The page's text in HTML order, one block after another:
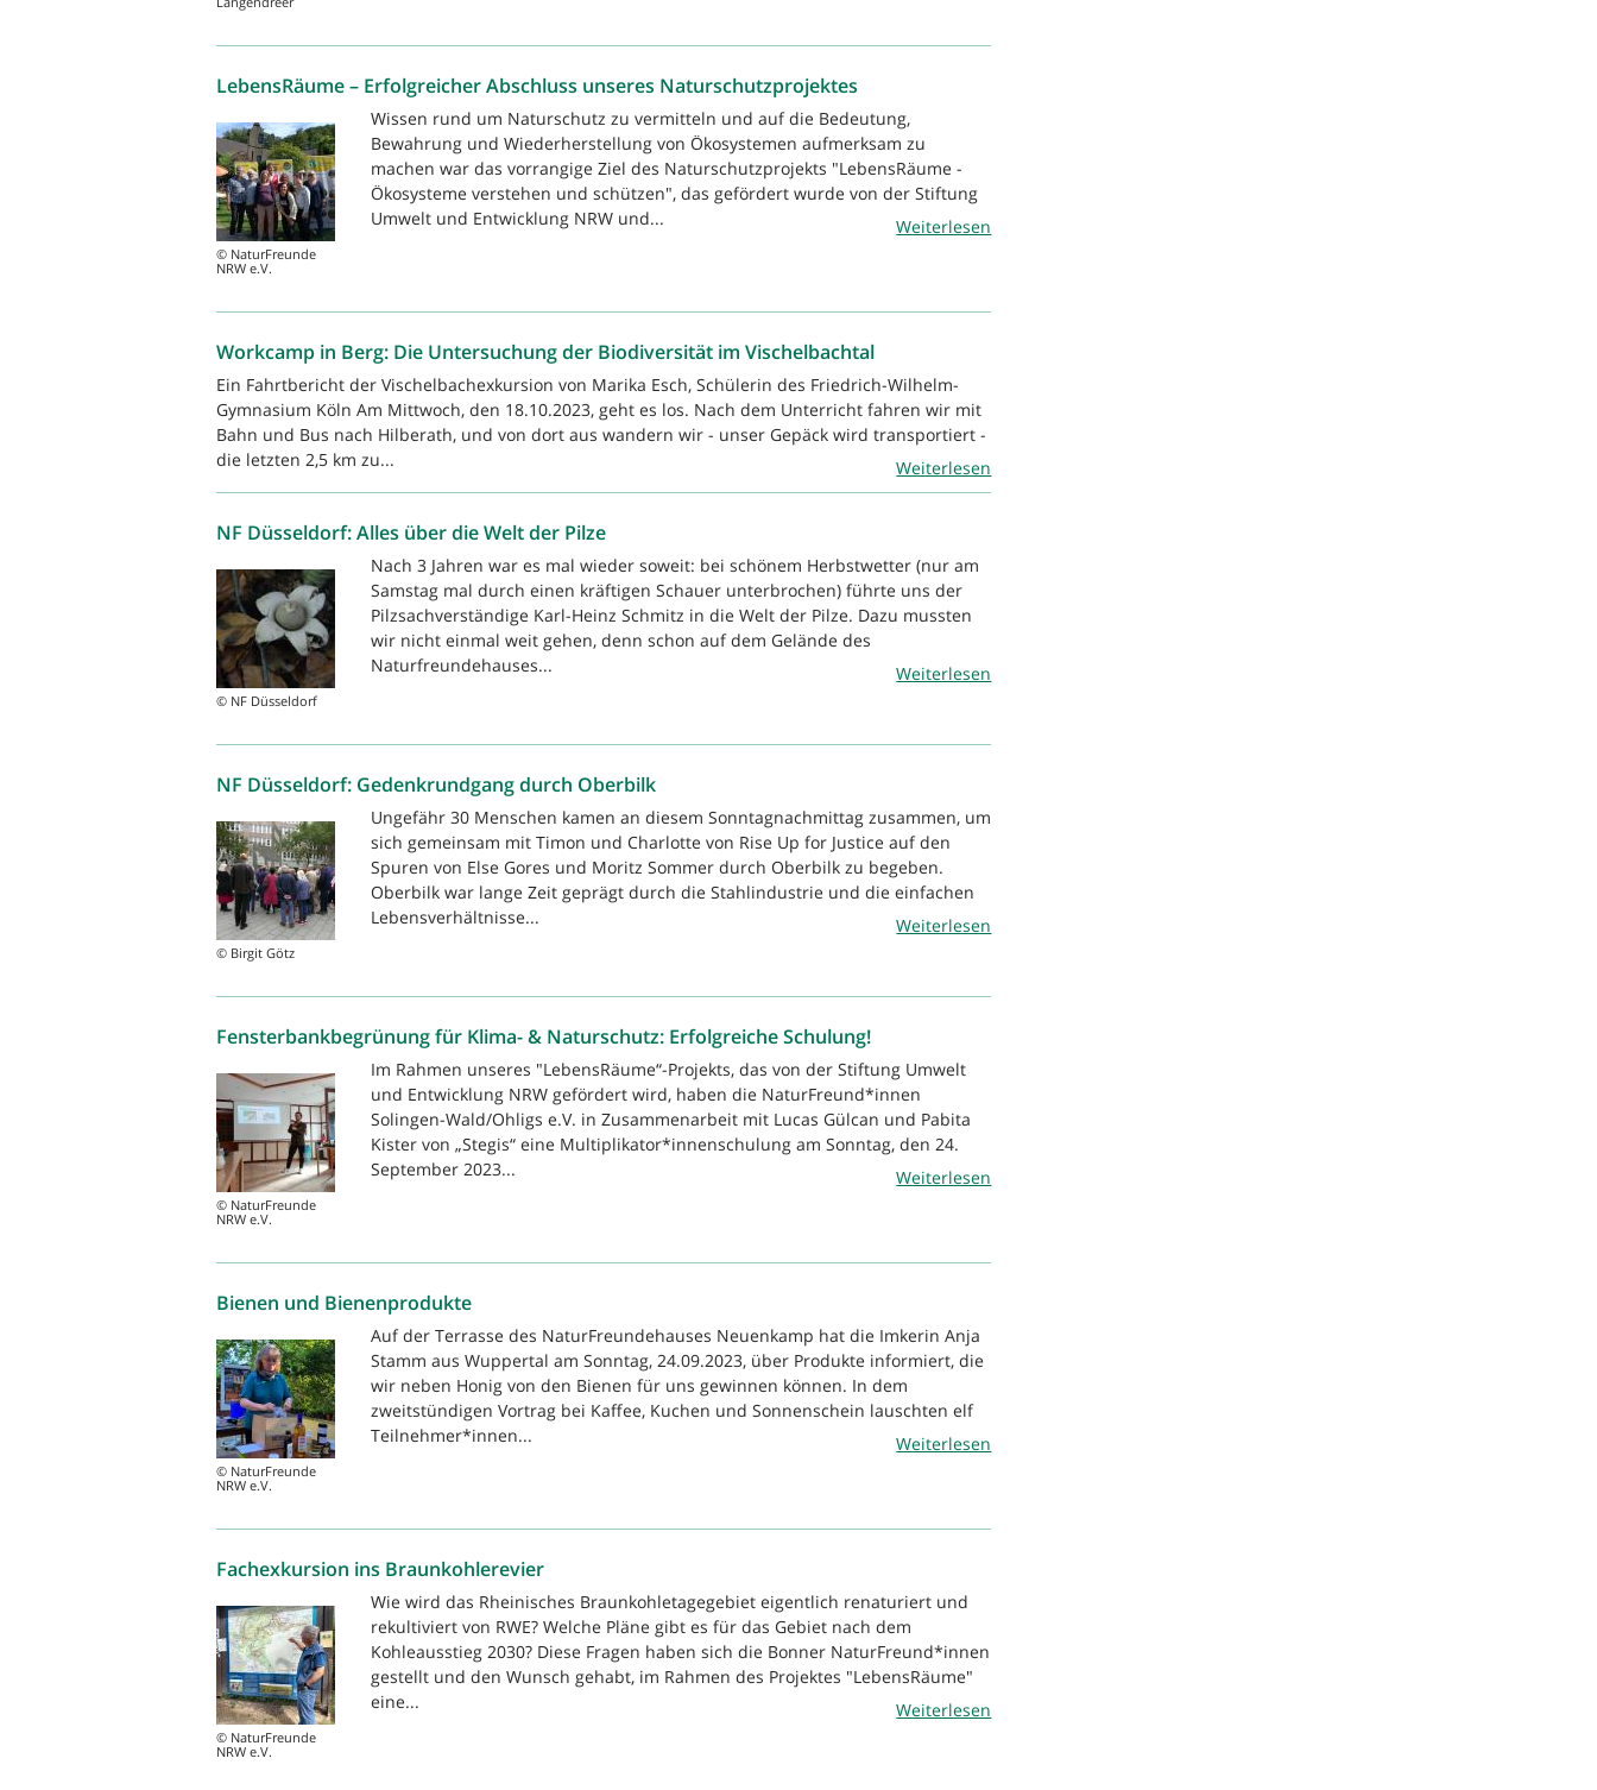
LebensRäume – Erfolgreicher Abschluss unseres Naturschutzprojektes
© NaturFreunde
NRW e.V.
Wissen rund um Naturschutz zu vermitteln und auf die Bedeutung,
Bewahrung und Wiederherstellung von Ökosystemen aufmerksam zu
machen war das vorrangige Ziel des Naturschutzprojekts "LebensRäume -
Ökosysteme verstehen und schützen", das gefördert wurde von der Stiftung
Umwelt und Entwicklung NRW und...
Weiterlesen
Workcamp in Berg: Die Untersuchung der Biodiversität im Vischelbachtal
Ein Fahrtbericht der Vischelbachexkursion von Marika Esch, Schülerin des Friedrich-Wilhelm-
Gymnasium Köln Am Mittwoch, den 18.10.2023, geht es los. Nach dem Unterricht fahren wir mit
Bahn und Bus nach Hilberath, und von dort aus wandern wir - unser Gepäck wird transportiert -
die letzten 2,5 km zu...
Weiterlesen
NF Düsseldorf: Alles über die Welt der Pilze
© NF Düsseldorf
Nach 3 Jahren war es mal wieder soweit: bei schönem Herbstwetter (nur am
Samstag mal durch einen kräftigen Schauer unterbrochen) führte uns der
Pilzsachverständige Karl-Heinz Schmitz in die Welt der Pilze. Dazu mussten
wir nicht einmal weit gehen, denn schon auf dem Gelände des
Naturfreundehauses...
Weiterlesen
NF Düsseldorf: Gedenkrundgang durch Oberbilk
© Birgit Götz
Ungefähr 30 Menschen kamen an diesem Sonntagnachmittag zusammen, um
sich gemeinsam mit Timon und Charlotte von Rise Up for Justice auf den
Spuren von Else Gores und Moritz Sommer durch Oberbilk zu begeben.
Oberbilk war lange Zeit geprägt durch die Stahlindustrie und die einfachen
Lebensverhältnisse...
Weiterlesen
Fensterbankbegrünung für Klima- & Naturschutz: Erfolgreiche Schulung!
© NaturFreunde
NRW e.V.
Im Rahmen unseres "LebensRäume“-Projekts, das von der Stiftung Umwelt
und Entwicklung NRW gefördert wird, haben die NaturFreund*innen
Solingen-Wald/Ohligs e.V. in Zusammenarbeit mit Lucas Gülcan und Pabita
Kister von „Stegis“ eine Multiplikator*innenschulung am Sonntag, den 24.
September 2023...
Weiterlesen
Bienen und Bienenprodukte
© NaturFreunde
NRW e.V.
Auf der Terrasse des NaturFreundehauses Neuenkamp hat die Imkerin Anja
Stamm aus Wuppertal am Sonntag, 24.09.2023, über Produkte informiert, die
wir neben Honig von den Bienen für uns gewinnen können. In dem
zweitstündigen Vortrag bei Kaffee, Kuchen und Sonnenschein lauschten elf
Teilnehmer*innen...
Weiterlesen
Fachexkursion ins Braunkohlerevier
© NaturFreunde
NRW e.V.
Wie wird das Rheinisches Braunkohletagegebiet eigentlich renaturiert und
rekultiviert von RWE? Welche Pläne gibt es für das Gebiet nach dem
Kohleausstieg 2030? Diese Fragen haben sich die Bonner NaturFreund*innen
gestellt und den Wunsch gehabt, im Rahmen des Projektes "LebensRäume"
eine...
Weiterlesen